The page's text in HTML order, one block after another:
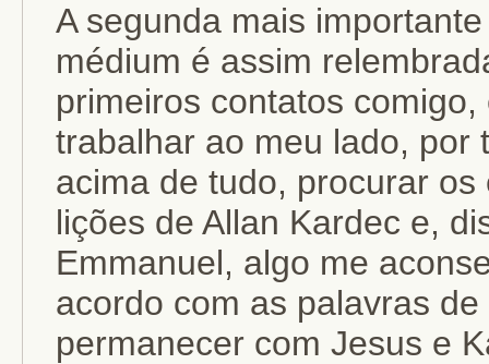
A segunda mais
médium é assim
primeiros contatos
trabalhar ao meu lado, por
acima de tudo, procurar
lições de Allan Kardec e,
Emmanuel, algo me
acordo com as palavras
permanecer com Jesus e